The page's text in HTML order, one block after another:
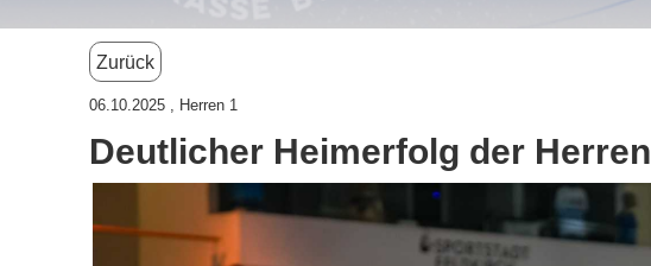
Zurück
06.10.2025 , Herren 1
Deutlicher Heimerfolg der Herren